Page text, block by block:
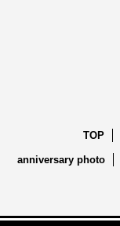
TOP
anniversary photo